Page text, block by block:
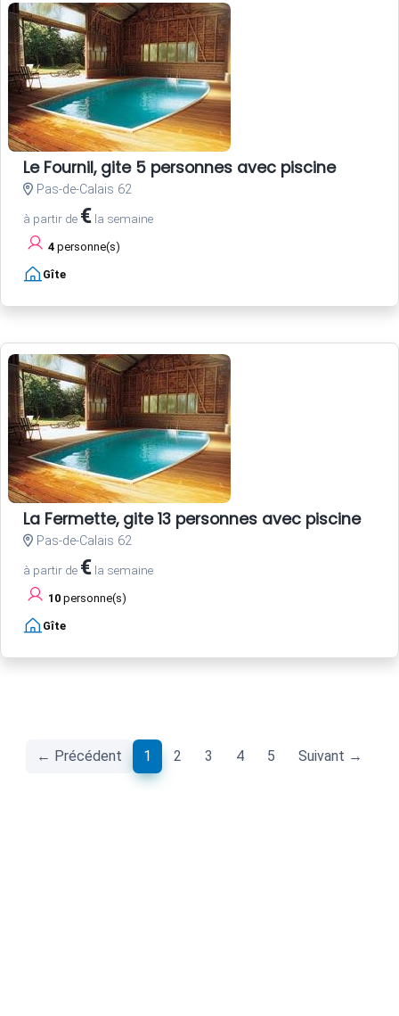
Le Fournil, gite 5 personnes avec piscine
Pas-de-Calais 62
à partir de € la semaine
4 personne(s)
Gîte
La Fermette, gite 13 personnes avec piscine
Pas-de-Calais 62
à partir de € la semaine
10 personne(s)
Gîte
← Précédent 1 (current)
2 3 4 5 Suivant →